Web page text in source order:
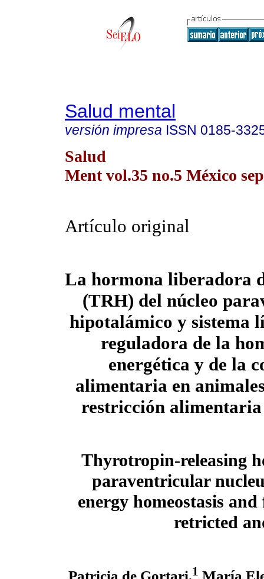
Salud mental
versión impresa ISSN 0185-
Salud
Ment vol.35 no.5 México
Artículo original
La hormona liberadora
(TRH) del núcleo
hipotalámico y sistema
reguladora de la
energética y de la
alimentaria en
restricción
Thyrotropin-releasing
paraventricular
energy homeostasis
retricted
1